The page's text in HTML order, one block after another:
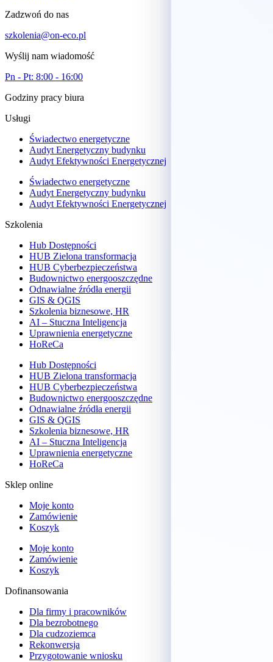
Zadzwoń do nas
szkolenia@on-eco.pl
Wyślij nam wiadomość
Pn - Pt: 8:00 - 16:00
Godziny pracy biura
Usługi
Świadectwo energetyczne
Audyt Energetyczny budynku
Audyt Efektywności Energetycznej
Świadectwo energetyczne
Audyt Energetyczny budynku
Audyt Efektywności Energetycznej
Szkolenia
Hub Dostępności
HUB Zielona transformacja
HUB Cyberbezpieczeństwa
Budownictwo energooszczędne
Odnawialne źródła energii
GIS & QGIS
Szkolenia biznesowe, HR
AI – Stuczna Inteligencja
Uprawnienia energetyczne
HoReCa
Hub Dostępności
HUB Zielona transformacja
HUB Cyberbezpieczeństwa
Budownictwo energooszczędne
Odnawialne źródła energii
GIS & QGIS
Szkolenia biznesowe, HR
AI – Stuczna Inteligencja
Uprawnienia energetyczne
HoReCa
Sklep online
Moje konto
Zamówienie
Koszyk
Moje konto
Zamówienie
Koszyk
Dofinansowania
Dla firmy i pracowników
Dla bezrobotnego
Dla cudzoziemca
Rekonwersja
Przygotowanie wniosku